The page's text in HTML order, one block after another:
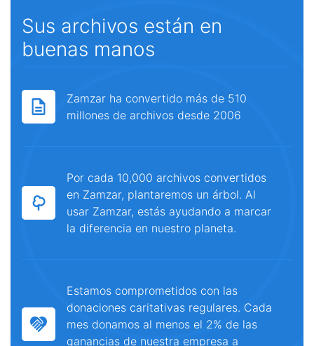
Sus archivos están en
buenas manos
Zamzar ha convertido más de 510
millones de archivos desde 2006
Por cada 10,000 archivos convertidos
en Zamzar, plantaremos un árbol. Al
usar Zamzar, estás ayudando a marcar
la diferencia en nuestro planeta.
Estamos comprometidos con las
donaciones caritativas regulares. Cada
mes donamos al menos el 2% de las
ganancias de nuestra empresa a